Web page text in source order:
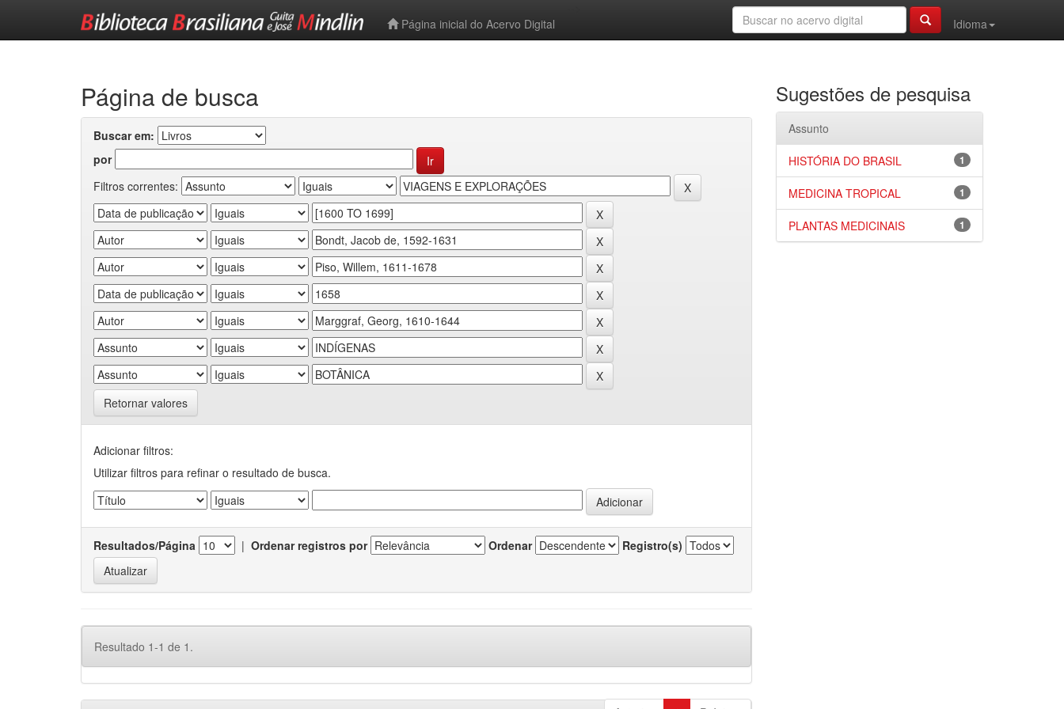
Página inicial do Acervo Digital
Idioma
Página de busca
Buscar em:
por
Filtros correntes:
Retornar valores
Adicionar filtros:
Utilizar filtros para refinar o resultado de busca.
Resultados/Página | Ordenar registros por Ordenar Registro(s)
Resultado 1-1 de 1.
Sugestões de pesquisa
Assunto
1
HISTÓRIA DO BRASIL
1
MEDICINA TROPICAL
1
PLANTAS MEDICINAIS